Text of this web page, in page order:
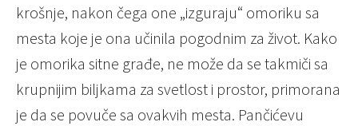
krošnje, nakon čega one „izguraju“ omoriku sa
mesta koje je ona učinila pogodnim za život. Kako
je omorika sitne građe, ne može da se takmiči sa
krupnijim biljkama za svetlost i prostor, primorana
je da se povuče sa ovakvih mesta. Pančićevu